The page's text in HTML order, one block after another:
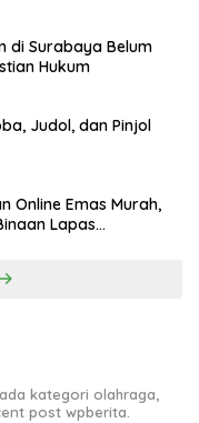
di Surabaya Belum
Hukum
Judol, dan Pinjol
Online Emas Murah,
Lapas
kategori olahraga,
post wpberita.